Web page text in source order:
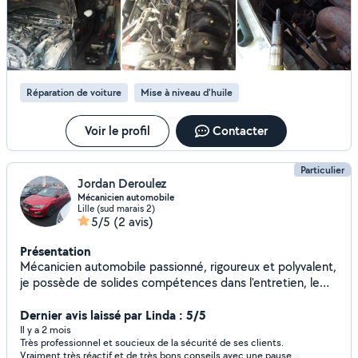
Réparation de voiture Mise à niveau d'huile
Voir le profil Contacter
Particulier
Jordan Deroulez
Mécanicien automobile
Lille (sud marais 2)
5/5 (2 avis)
Présentation
Mécanicien automobile passionné, rigoureux et polyvalent,
je possède de solides compétences dans l'entretien, le
Habitué à travailler sur différents types de moteurs,
systèmes de freinage, suspensions, embrayages et
équipements électroniques, je veille toujours à garantir la
Dernier avis laissé par Linda : 5/5
Il y a 2 mois
Très professionnel et soucieux de la sécurité de ses clients.
Vraiment très réactif et de très bons conseils avec une pause